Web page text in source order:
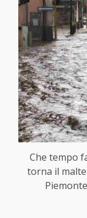
Che tempo
torna il